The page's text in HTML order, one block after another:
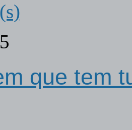
que tem